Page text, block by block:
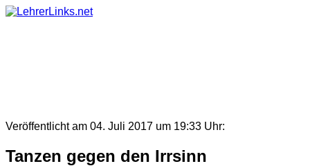
Skip
Veröffentlicht am 04. Juli 2017 um 19:33 Uhr:
Tanzen gegen den Irrsinn